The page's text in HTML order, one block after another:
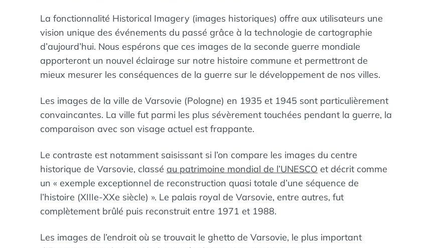
La fonctionnalité Historical Imagery (images historiques) offre aux utilisateurs une
vision unique des événements du passé grâce à la technologie de cartographie
d’aujourd’hui. Nous espérons que ces images de la seconde guerre mondiale
apporteront un nouvel éclairage sur notre histoire commune et permettront de
mieux mesurer les conséquences de la guerre sur le développement de nos villes.
Les images de la ville de Varsovie (Pologne) en 1935 et 1945 sont particulièrement
convaincantes. La ville fut parmi les plus sévèrement touchées pendant la guerre, la
comparaison avec son visage actuel est frappante.
Le contraste est notamment saisissant si l’on compare les images du centre
historique de Varsovie, classé au patrimoine mondial de l’UNESCO et décrit comme
un « exemple exceptionnel de reconstruction quasi totale d’une séquence de
l’histoire (XIIIe-XXe siècle) ». Le palais royal de Varsovie, entre autres, fut
complètement brûlé puis reconstruit entre 1971 et 1988.
Les images de l’endroit où se trouvait le ghetto de Varsovie, le plus important